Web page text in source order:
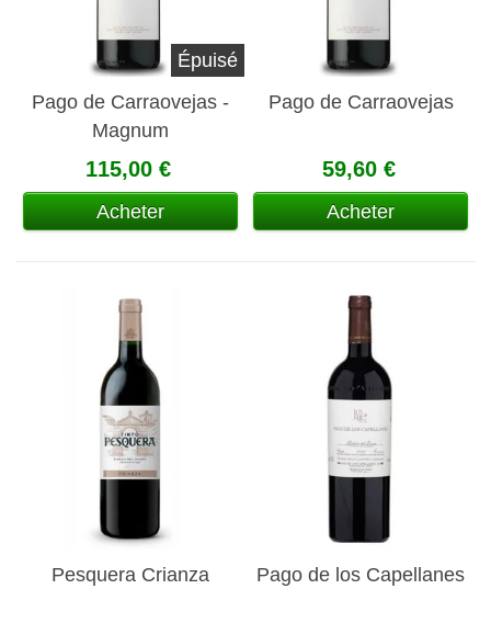
Épuisé
Pago de Carraovejas -
Magnum
115,00 €
Acheter
Pago de Carraovejas
59,60 €
Acheter
Pesquera Crianza Pago de los Capellanes